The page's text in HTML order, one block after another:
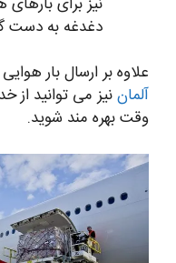
دغدغه به دست
علاوه بر ارسال بار
آلماننیز می توانید
وقت بهره مند شوید.